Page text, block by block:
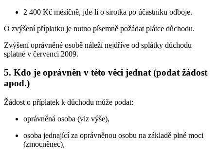
2 400 Kč měsíčně, jde-li o sirotka po účastníku odboje.
O zvýšení příplatku je nutno písemně požádat plátce důchodu.
Zvýšení oprávněné osobě náleží nejdříve od splátky důchodu
splatné v červenci 2009.
5. Kdo je oprávněn v této věci jednat (podat žádost
apod.)
Žádost o příplatek k důchodu může podat:
oprávněná osoba (viz výše),
osoba jednající za oprávněnou osobu na základě plné moci
(zmocněnec),